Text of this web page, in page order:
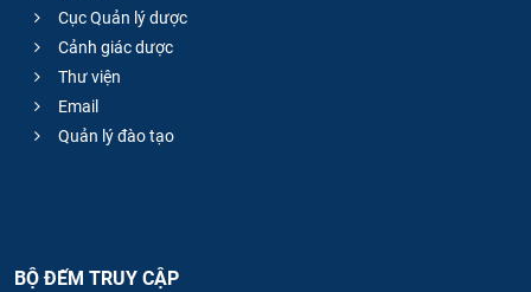
Cục Quản lý dược
Cảnh giác dược
Thư viện
Email
Quản lý đào tạo
BỘ ĐẾM TRUY CẬP